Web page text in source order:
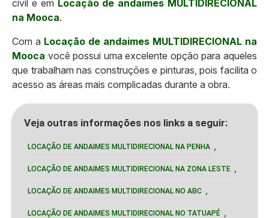
civil e em Locação de andaimes MULTIDIRECIONAL
na Mooca.
Com a Locação de andaimes MULTIDIRECIONAL na
Mooca você possui uma excelente opção para aqueles
que trabalham nas construções e pinturas, pois facilita o
acesso as áreas mais complicadas durante a obra.
Veja outras informações nos links a seguir:
LOCAÇÃO DE ANDAIMES MULTIDIRECIONAL NA PENHA
LOCAÇÃO DE ANDAIMES MULTIDIRECIONAL NA ZONA LESTE
LOCAÇÃO DE ANDAIMES MULTIDIRECIONAL NO ABC
LOCAÇÃO DE ANDAIMES MULTIDIRECIONAL NO TATUAPÉ